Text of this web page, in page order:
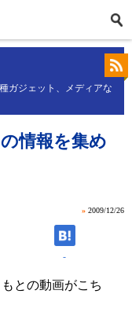
ガジェット、メディアな
情報を集め
» 2009/12/26
-
との動画がこち